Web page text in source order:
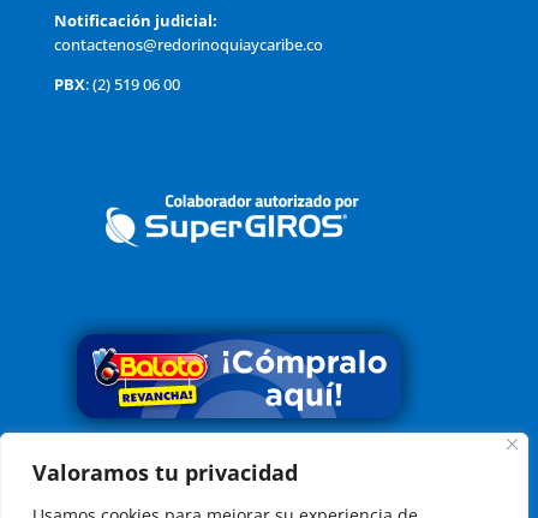
Valoramos tu privacidad
Notificación judicial:
contactenos@redorinoquiaycaribe.co
PBX: (2) 519 06 00